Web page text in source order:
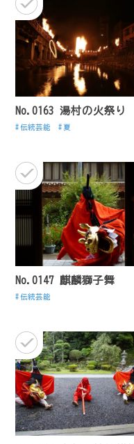
No.0163 湯村の火祭り
伝統芸能 夏
No.0147 麒麟獅子舞
伝統芸能